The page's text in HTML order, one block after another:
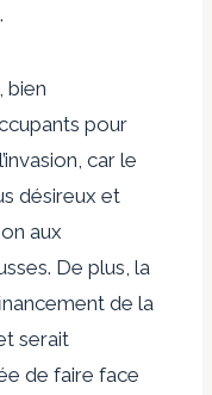
bien
pour
car le
désireux et
aux
De plus, la
de la
serait
de faire face